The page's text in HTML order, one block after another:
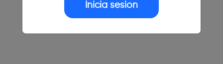
Inicia sesión